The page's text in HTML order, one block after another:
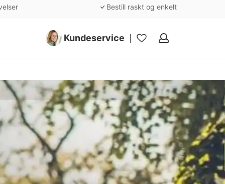
Bestill raskt og enkelt
Kundeservice
Mine